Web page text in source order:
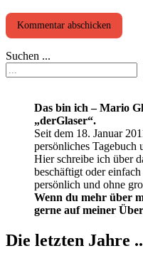
Suchen ...
Das bin ich – Mario
„derGlaser“.
Seit dem 18. Januar
persönliches Tagebuch
Hier schreibe ich über
beschäftigt oder
persönlich und ohne
Wenn du mehr über
gerne auf meiner
Die letzten Jahre